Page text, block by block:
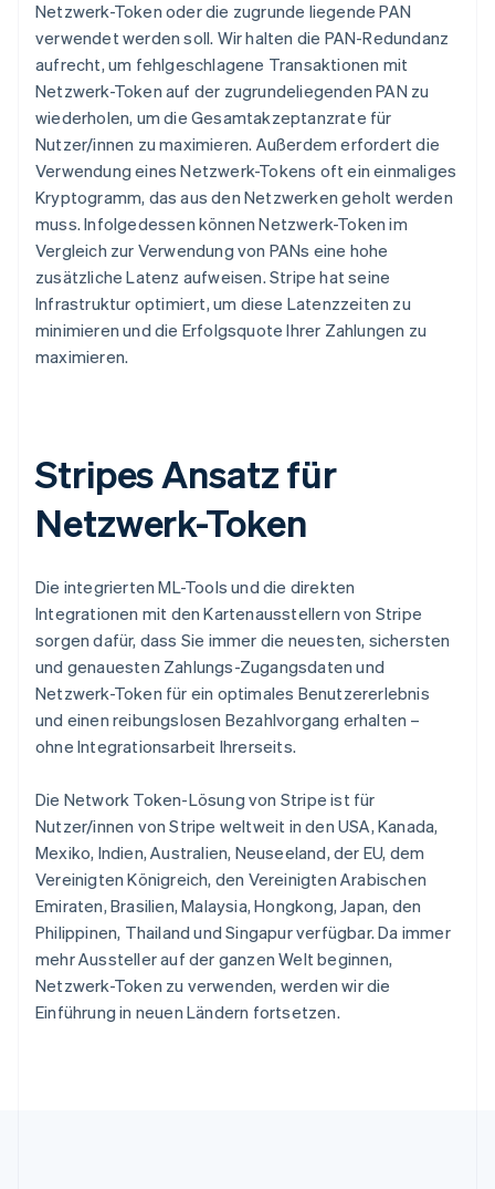
Netzwerk-Token oder die zugrunde liegende PAN
verwendet werden soll. Wir halten die PAN-Redundanz
aufrecht, um fehlgeschlagene Transaktionen mit
Netzwerk-Token auf der zugrundeliegenden PAN zu
wiederholen, um die Gesamtakzeptanzrate für
Nutzer/innen zu maximieren. Außerdem erfordert die
Verwendung eines Netzwerk-Tokens oft ein einmaliges
Kryptogramm, das aus den Netzwerken geholt werden
muss. Infolgedessen können Netzwerk-Token im
Vergleich zur Verwendung von PANs eine hohe
zusätzliche Latenz aufweisen. Stripe hat seine
Infrastruktur optimiert, um diese Latenzzeiten zu
minimieren und die Erfolgsquote Ihrer Zahlungen zu
maximieren.
Stripes Ansatz für
Netzwerk-Token
Die integrierten ML-Tools und die direkten
Integrationen mit den Kartenausstellern von Stripe
sorgen dafür, dass Sie immer die neuesten, sichersten
und genauesten Zahlungs-Zugangsdaten und
Netzwerk-Token für ein optimales Benutzererlebnis
und einen reibungslosen Bezahlvorgang erhalten –
ohne Integrationsarbeit Ihrerseits.
Die Network Token-Lösung von Stripe ist für
Nutzer/innen von Stripe weltweit in den USA, Kanada,
Mexiko, Indien, Australien, Neuseeland, der EU, dem
Vereinigten Königreich, den Vereinigten Arabischen
Emiraten, Brasilien, Malaysia, Hongkong, Japan, den
Philippinen, Thailand und Singapur verfügbar. Da immer
mehr Aussteller auf der ganzen Welt beginnen,
Netzwerk-Token zu verwenden, werden wir die
Einführung in neuen Ländern fortsetzen.
Australien
English
Belgien
NederlandsFrançaisDeutschEnglish
Brasilien
PortuguêsEnglish
Bulgarien
Dänemark
English
Deutschland
简体中文 English
Finnland
English
Frankreich
Gibraltar
English
Griechenland
English
Indien
English
Irland
English
Japan
日本語English
Kanada
EnglishFrançais
Kroatien
English
Lettland
English
Liechtenstein
DeutschEnglish